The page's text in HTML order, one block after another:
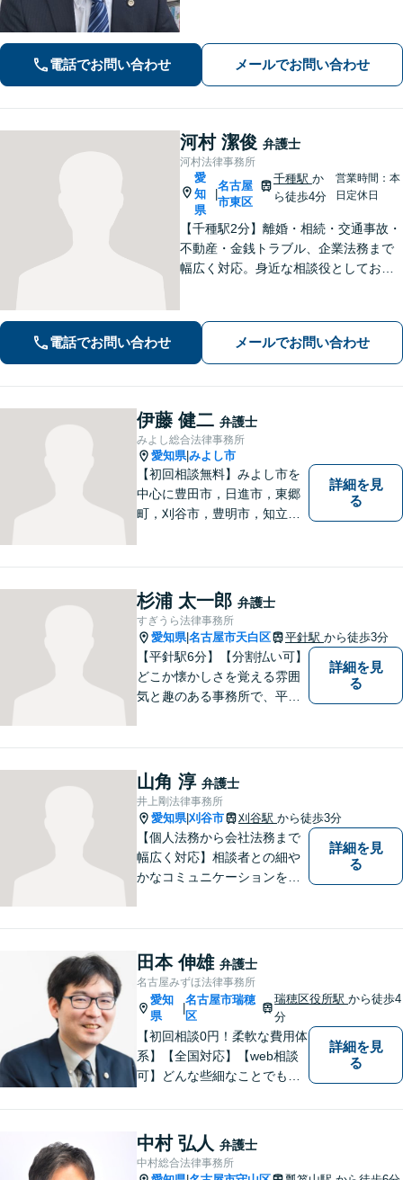
に、シンプルな解決を」。初回で費用
と道筋を明示。
電話でお問い合わせ メールでお問い合わせ
河村 潔俊 弁護士
河村法律事務所
愛
知
県
名古屋
市東区
千種駅 か
ら徒歩4分
営業時間：本
日定休日
【千種駅2分】離婚・相続・交通事故・
不動産・金銭トラブル、企業法務まで
幅広く対応。身近な相談役としてお悩
め、まずは気軽にご相談ください。
【土日祝対応可、夜間対応可】【オン
ライン対応可】
電話でお問い合わせ メールでお問い合わせ
伊藤 健二 弁護士
みよし総合法律事務所
愛知県|みよし市
【初回相談無料】みよし市を
中心に豊田市，日進市，東郷
町，刈谷市，豊明市，知立市
にこだわり，依頼者との「信
頼関係」を大切にしていま
す。
詳細を見
る
杉浦 太一郎 弁護士
すぎうら法律事務所
愛知県|名古屋市天白区 平針駅 から徒歩3分
【平針駅6分】【分割払い可】
どこか懐かしさを覚える雰囲
気と趣のある事務所で、平針
た幅広い対応業務で問題解決
に取り組みます。
詳細を見
る
山角 淳 弁護士
井上剛法律事務所
愛知県|刈谷市 刈谷駅 から徒歩3分
【個人法務から会社法務まで
幅広く対応】相談者との細や
かなコミュニケーションを大
ら、お早めにご相談くださ
い。【JR在来線「刈谷駅」4
分】【駐車場あり】
詳細を見
る
田本 伸雄 弁護士
名古屋みずほ法律事務所
愛知
県
名古屋市瑞穂
区
瑞穂区役所駅から徒歩4
分
【初回相談0円！柔軟な費用体
系】【全国対応】【web相談
可】どんな些細なことでもお
ターネット／削除請求や開示
請求、利用規約などのトラブ
ルはお任せ！相続／感情面の
納得感を重視します。
詳細を見
る
中村 弘人 弁護士
中村総合法律事務所